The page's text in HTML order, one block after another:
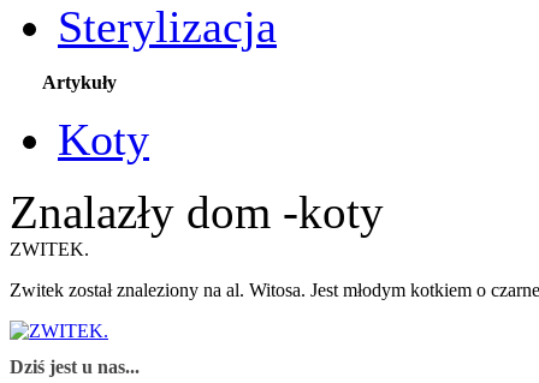
Sterylizacja
Artykuły
Koty
Znalazły dom -koty
ZWITEK.
Zwitek został znaleziony na al. Witosa. Jest młodym kotkiem o
Dziś jest u nas...